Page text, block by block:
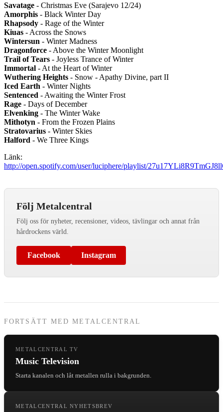
Savatage - Christmas Eve (Sarajevo 12/24)
Amorphis - Black Winter Day
Rhapsody - Rage of the Winter
Kiuas - Across the Snows
Wintersun - Winter Madness
Dragonforce - Above the Winter Moonlight
Trail of Tears - Joyless Trance of Winter
Immortal - At the Heart of Winter
Wuthering Heights - Snow - Apathy Divine, part II
Iced Earth - Winter Nights
Sentenced - Awaiting the Winter Frost
Rage - Days of December
Elvenking - The Winter Wake
Mithotyn - From the Frozen Plains
Stratovarius - Winter Skies
Halford - We Three Kings
Länk:
http://open.spotify.com/user/luciphere/playlist/
Följ Metalcentral
Följ oss för nyheter, recensioner, videos, tävlingar och annat från
hårdrockens värld.
Facebook Instagram
FORTSÄTT MED METALCENTRAL
METALCENTRAL TV
Music Television
Starta kanalen och låt metallen rulla i bakgrunden.
METALCENTRAL NYHETSBREV